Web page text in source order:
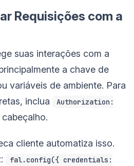
Requisições com a
suas interações com a
a chave de
variáveis de ambiente. Para
inclua
Authorization:
cabeçalho.
cliente automatiza isso.
fal.config({ credentials: